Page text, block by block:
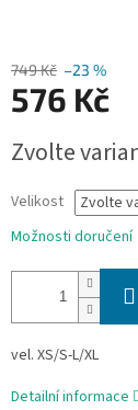
749 Kč –23 %
576 Kč
cena:
Zvolte
Velikost
Možnosti doručení
vel. XS/S-L/XL
Detailní informace